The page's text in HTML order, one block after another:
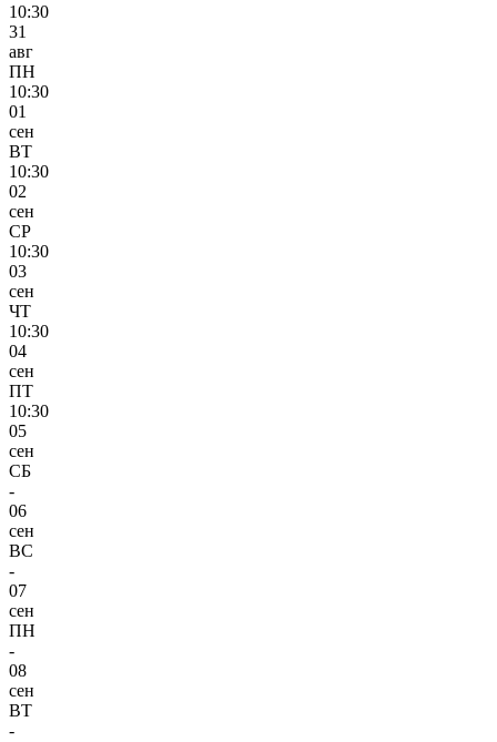
10:30
31
авг
ПН
10:30
01
сен
ВТ
10:30
02
сен
СР
10:30
03
сен
ЧТ
10:30
04
сен
ПТ
10:30
05
сен
СБ
-
06
сен
ВС
-
07
сен
ПН
-
08
сен
ВТ
-